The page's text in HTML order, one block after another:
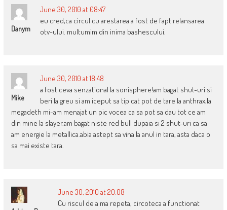
Danym
June 30, 2010 at 08:47
eu cred,ca circul cu arestarea a fost de fapt relansarea
otv-ului. multumim din inima bashescului.
Mike
June 30, 2010 at 18:48
a fost ceva senzational la sonisphere!am bagat shut-uri si
beri la greu si am iceput sa tip cat pot de tare la anthrax,la
megadeth mi-am menajat un pic vocea ca sa pot sa dau tot ce am
din mine la slayer.am bagat niste red bull dupaia si 2 shut-uri ca sa
am energie la metallica.abia astept sa vina la anul in tara, asta daca o
sa mai existe tara.
June 30, 2010 at 20:08
Cu riscul de a ma repeta, circoteca a functionat